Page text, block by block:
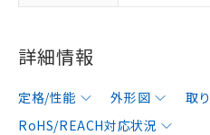
詳細情報
定格/性能 外形図 取
RoHS/REACH対応状況